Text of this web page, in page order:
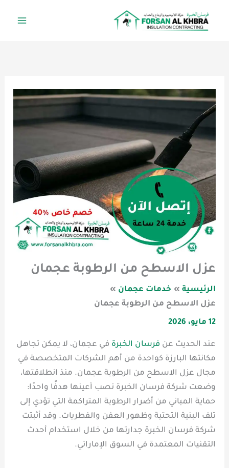
عزل الاسطح من الرطوبة عجمان
الرئيسية
خدمات عجمان
عزل الاسطح من الرطوبة عجمان
12 مايو، 2026
عند الحديث عن فرسان الخبرة في عجمان، لا يمكن تجاهل
مكانتها البارزة كواحدة من أهم الشركات المتخصصة في
مجال عزل الاسطح من الرطوبة عجمان. منذ انطلاقتها،
وضعت شركة فرسان الخبرة نصب أعينها هدفًا واحدًا:
حماية المباني من أضرار الرطوبة المتراكمة التي تؤدي إلى
تلف البنية التحتية وظهور العفن والفطريات. وقد أثبتت
شركة فرسان الخبرة جدارتها من خلال استخدام أحدث
التقنيات المعتمدة في السوق الإماراتي.